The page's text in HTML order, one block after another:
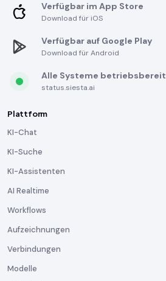
Verfügbar im App Store
Download für iOS
Verfügbar auf Google Play
Download für Android
Alle Systeme betriebsbereit
status.siesta.ai
Plattform
KI-Chat
KI-Suche
KI-Assistenten
AI Realtime
Workflows
Aufzeichnungen
Verbindungen
Modelle